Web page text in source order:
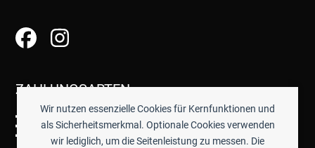
Wir nutzen essenzielle Cookies für Kernfunktionen und
als Sicherheitsmerkmal. Optionale Cookies verwenden
wir lediglich, um die Seitenleistung zu messen. Die
ZAHLUNGSARTEN